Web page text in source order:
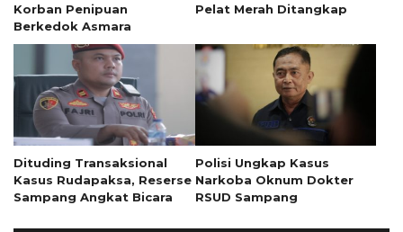
Korban Penipuan
Berkedok Asmara
Pelat Merah Ditangkap
Dituding Transaksional
Kasus Rudapaksa, Reserse
Sampang Angkat Bicara
Polisi Ungkap Kasus
Narkoba Oknum Dokter
RSUD Sampang